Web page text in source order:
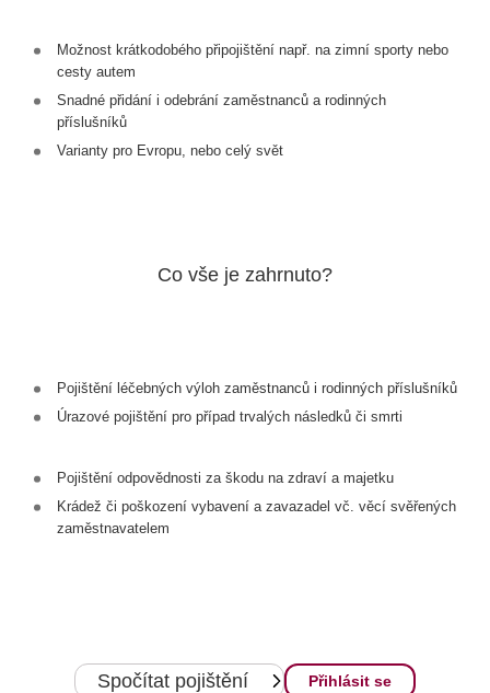
Možnost krátkodobého připojištění např. na zimní sporty nebo
cesty autem
Snadné přidání i odebrání zaměstnanců a rodinných
příslušníků
Varianty pro Evropu, nebo celý svět
Co vše je zahrnuto?
Pojištění léčebných výloh zaměstnanců i rodinných příslušníků
Úrazové pojištění pro případ trvalých následků či smrti
Pojištění odpovědnosti za škodu na zdraví a majetku
Krádež či poškození vybavení a zavazadel vč. věcí svěřených
zaměstnavatelem
Spočítat pojištění Přihlásit se